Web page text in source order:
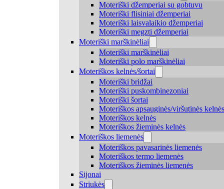
Moteriški džemperiai su gobtuvu
Moteriški flisiniai džemperiai
Moteriški laisvalaikio džemperiai
Moteriški megzti džemperiai
Moteriški marškinėliai
Moteriški marškinėliai
Moteriški polo marškinėliai
Moteriškos kelnės/šortai
Moteriški bridžai
Moteriški puskombinezoniai
Moteriški šortai
Moteriškos apsauginės/viršutinės kelnės
Moteriškos kelnės
Moteriškos žieminės kelnės
Moteriškos liemenės
Moteriškos pavasarinės liemenės
Moteriškos termo liemenės
Moteriškos žieminės liemenės
Sijonai
Striukės